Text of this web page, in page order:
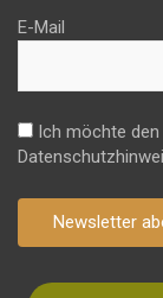
E-Mail
Ich möchte
Newsletter